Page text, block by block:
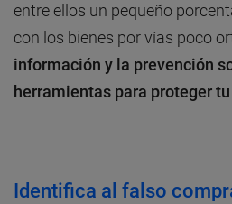
entre ellos un pequeño
con los bienes por vías poco
información y la prevención
herramientas para proteger
Identifica al falso